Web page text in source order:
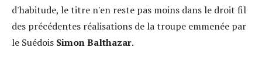
d'habitude, le titre n'en reste pas moins dans le droit fil
des précédentes réalisations de la troupe emmenée par
le Suédois Simon Balthazar.